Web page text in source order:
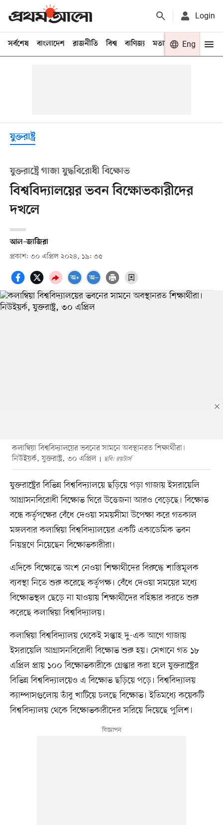
Login
সর্বশেষ বাংলাদেশ রাজনীতি বিশ্ব বাণিজ্য মতামত খেলা
Eng
যুক্তরাষ্ট্র
যুক্তরাষ্ট্রে গাজা যুদ্ধবিরোধী বিক্ষোভ
বিশ্ববিদ্যালয়ের ভবন বিক্ষোভকারীদের
দখলে
আল–জাজিরা
প্রকাশ: ৩০ এপ্রিল ২০২৪, ১৯: ৩৫
কলাম্বিয়া বিশ্ববিদ্যালয়ের ভবনের সামনে অবস্থানরত শিক্ষার্থীরা।
নিউইয়র্ক, যুক্তরাষ্ট্র, ৩০ এপ্রিল
ছবি: রয়টার্স
যুক্তরাষ্ট্রের বিভিন্ন বিশ্ববিদ্যালয়ে ছড়িয়ে পড়া গাজায় ইসরায়েলি
আগ্রাসনবিরোধী বিক্ষোভ ঘিরে উত্তেজনা আরও বেড়েছে। বিক্ষোভ
বন্ধে কর্তৃপক্ষের বেঁধে দেওয়া সময়সীমা উপেক্ষা করে গতকাল
মঙ্গলবার কলাম্বিয়া বিশ্ববিদ্যালয়ের একটি একাডেমিক ভবন
নিয়ন্ত্রণে নিয়েছেন বিক্ষোভকারীরা।
এদিকে বিক্ষোভে অংশ নেওয়া শিক্ষার্থীদের বিরুদ্ধে শাস্তিমূলক
ব্যবস্থা নিতে শুরু করেছে কর্তৃপক্ষ। বেঁধে দেওয়া সময়ের মধ্যে
বিক্ষোভস্থল ছেড়ে না যাওয়ায় শিক্ষার্থীদের বহিষ্কার করতে শুরু
করেছে কলাম্বিয়া বিশ্ববিদ্যালয়।
কলাম্বিয়া বিশ্ববিদ্যালয় থেকেই সপ্তাহ দু-এক আগে গাজায়
ইসরায়েলি আগ্রাসনবিরোধী বিক্ষোভ শুরু হয়। সেখানে গত ১৮
এপ্রিল প্রায় ১০০ বিক্ষোভকারীকে গ্রেপ্তার করা হলে যুক্তরাষ্ট্রের
বিভিন্ন বিশ্ববিদ্যালয়েও এ বিক্ষোভ ছড়িয়ে পড়ে। বিশ্ববিদ্যালয়
ক্যাম্পাসগুলোয় তাঁবু খাটিয়ে চলছে বিক্ষোভ। ইতিমধ্যে কয়েকটি
বিশ্ববিদ্যালয় থেকে বিক্ষোভকারীদের সরিয়ে দিয়েছে পুলিশ।